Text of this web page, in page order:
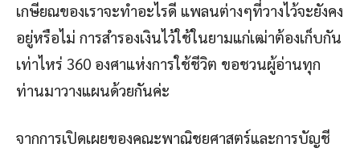
เกษียณของเราจะทำอะไรดี แพลนต่างๆที่วางไว้จะยังคง
อยู่หรือไม่ การสำรองเงินไว้ใช้ในยามแก่เฒ่าต้องเก็บกัน
เท่าไหร่ 360 องศาแห่งการใช้ชีวิต ขอชวนผู้อ่านทุก
ท่านมาวางแผนด้วยกันค่ะ
จากการเปิดเผยของคณะพาณิชยศาสตร์และการบัญชี